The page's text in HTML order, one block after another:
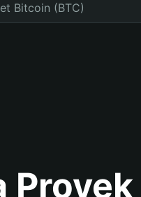
Bitcoin (BTC)
Proyek